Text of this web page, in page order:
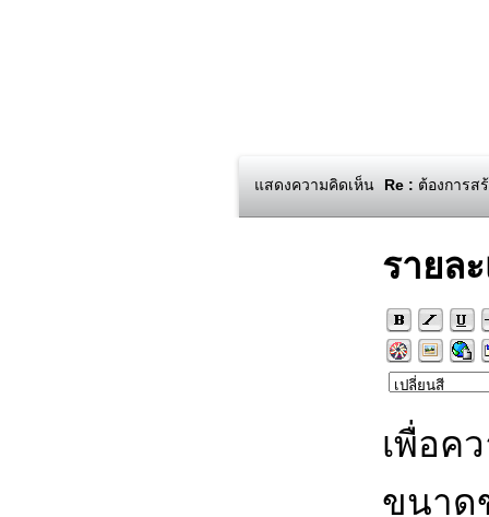
แสดงความคิดเห็น Re : ต้องการส
รายล
เพื่อค
ขนาด